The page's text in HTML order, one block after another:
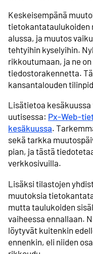
Keskeisempänä
tietokantataulukoiden
alussa, ja muutos
tehtyihin kyselyihin.
rikkoutumaan, ja ne
tiedostorakennetta.
kansantalouden
Lisätietoa
uutisessa: Px-Web-
kesäkuussa.
sekä tarkka
pian, ja tästä
verkkosivuilla.
Lisäksi tilastojen
muutoksia
mutta taulukoiden
vaiheessa ennallaan.
löytyvät kuitenkin
ennenkin, eli niiden